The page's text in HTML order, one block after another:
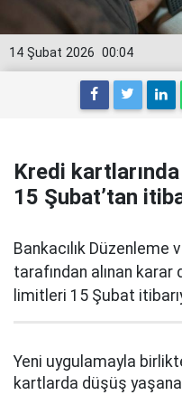
00:04
14 Şubat 2026
Kredi
15 Şubat’tan
Bankacılık Düzenleme
tarafından alınan
limitleri 15 Şubat
Yeni uygulamayla
kartlarda düşüş